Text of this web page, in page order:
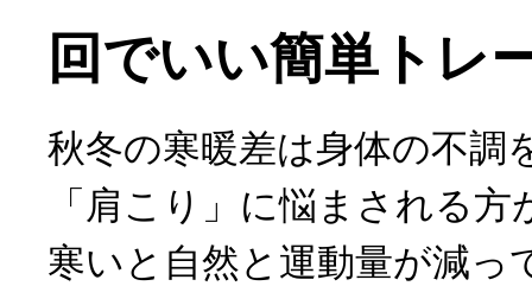
回でいい簡単トレ
秋冬の寒暖差は身体の不調
「肩こり」に悩まされる
寒いと自然と運動量が減っ